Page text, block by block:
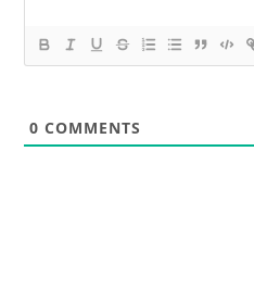
0 COMMENTS